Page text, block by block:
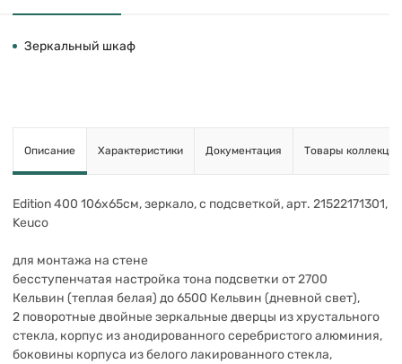
Зеркальный шкаф
Описание Характеристики Документация Товары коллекции
Edition 400 106х65см, зеркало, с подсветкой, арт. 21522171301,
Keuco
для монтажа на стене
бесступенчатая настройка тона подсветки от 2700
Кельвин (теплая белая) до 6500 Кельвин (дневной свет),
2 поворотные двойные зеркальные дверцы из хрустального
стекла, корпус из анодированного серебристого алюминия,
боковины корпуса из белого лакированного стекла,